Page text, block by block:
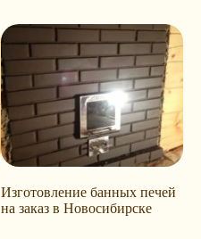
Изготовление банных печей
на заказ в Новосибирске